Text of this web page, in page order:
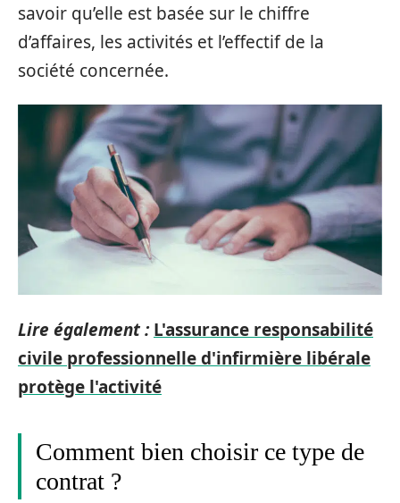
savoir qu’elle est basée sur le chiffre
d’affaires, les activités et l’effectif de la
société concernée.
Lire également : L'assurance responsabilité
civile professionnelle d'infirmière libérale
protège l'activité
Comment bien choisir ce type de
contrat ?